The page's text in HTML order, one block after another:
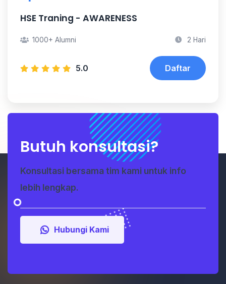
HSE Traning - AWARENESS
1000+ Alumni 2 Hari
5.0 Daftar
Butuh konsultasi?
Konsultasi bersama tim kami untuk info
lebih lengkap.
Hubungi Kami